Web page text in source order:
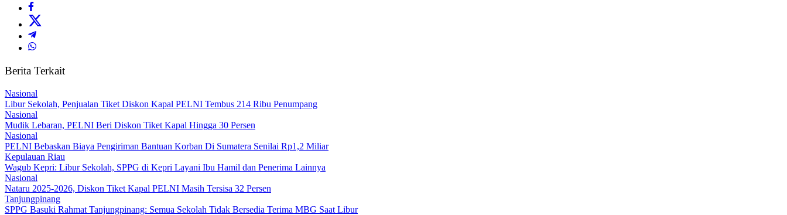
Berita Terkait
Nasional
Libur Sekolah, Penjualan Tiket Diskon Kapal PELNI Tembus 214 Ribu Penumpang
Nasional
Mudik Lebaran, PELNI Beri Diskon Tiket Kapal Hingga 30 Persen
Nasional
PELNI Bebaskan Biaya Pengiriman Bantuan Korban Di Sumatera Senilai Rp1,2 Miliar
Kepulauan Riau
Wagub Kepri: Libur Sekolah, SPPG di Kepri Layani Ibu Hamil dan Penerima Lainnya
Nasional
Nataru 2025-2026, Diskon Tiket Kapal PELNI Masih Tersisa 32 Persen
Tanjungpinang
SPPG Basuki Rahmat Tanjungpinang: Semua Sekolah Tidak Bersedia Terima MBG Saat Libur